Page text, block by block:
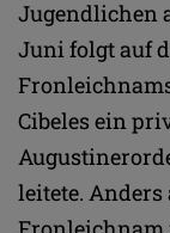
Jugendlichen
Juni folgt auf
Cibeles ein
leitete.